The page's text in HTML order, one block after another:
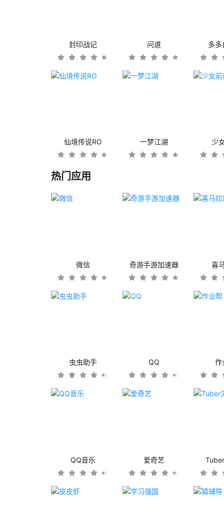
封印战记 问道 多多
仙境传说RO 一梦江湖 少
热门应用
微信 奇游手游加速器 喜
虫虫助手 QQ 作
QQ音乐 爱奇艺